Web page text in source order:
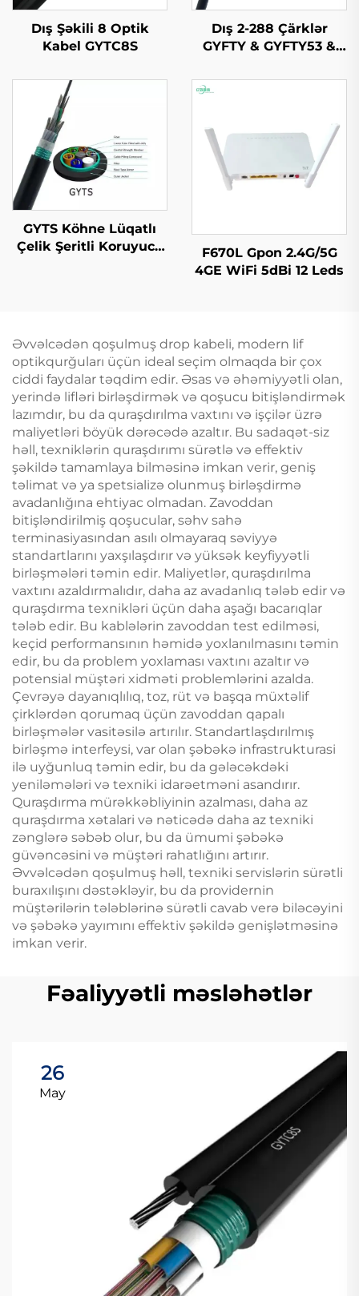
Dış Şəkili 8 Optik
Kabel GYTC8S
Dış 2-288 Çärklər
GYFTY & GYFTY53 &
Kabel
GYTS Köhne Lüqatlı
Çelik Şeritli Koruyucu
F670L Gpon 2.4G/5G
4GE WiFi 5dBi 12 Leds
Əvvəlcədən qoşulmuş drop kabeli, modern lif
optikqurğuları üçün ideal seçim olmaqda bir çox
ciddi faydalar təqdim edir. Əsas və əhəmiyyətli olan,
yerində lifləri birləşdirmək və qoşucu bitişləndirmək
lazımdır, bu da quraşdırılma vaxtını və işçilər üzrə
maliyetləri böyük dərəcədə azaltır. Bu sadaqət-siz
həll, texniklərin quraşdırımı sürətlə və effektiv
şəkildə tamamlaya bilməsinə imkan verir, geniş
təlimat və ya spetsializə olunmuş birləşdirmə
avadanlığına ehtiyac olmadan. Zavoddan
bitişləndirilmiş qoşucular, səhv sahə
terminasiyasından asılı olmayaraq səviyyə
standartlarını yaxşılaşdırır və yüksək keyfiyyətli
birləşmələri təmin edir. Maliyetlər, quraşdırılma
vaxtını azaldırmalıdır, daha az avadanlıq tələb edir və
quraşdırma texnikləri üçün daha aşağı bacarıqlar
tələb edir. Bu kablələrin zavoddan test edilməsi,
keçid performansının həmidə yoxlanılmasını təmin
edir, bu da problem yoxlaması vaxtını azaltır və
potensial müştəri xidməti problemlərini azalda.
Çevrəyə dayanıqlılıq, toz, rüt və başqa müxtəlif
çirklərdən qorumaq üçün zavoddan qapalı
birləşmələr vasitəsilə artırılır. Standartlaşdırılmış
birləşmə interfeysi, var olan şəbəkə infrastrukturasi
ilə uyğunluq təmin edir, bu da gələcəkdəki
yeniləmələri və texniki idarəetməni asandırır.
Quraşdırma mürəkkəbliyinin azalması, daha az
quraşdırma xətalari və nəticədə daha az texniki
zənglərə səbəb olur, bu da ümumi şəbəkə
güvəncəsini və müştəri rahatlığını artırır.
Əvvəlcədən qoşulmuş həll, texniki servislərin sürətli
buraxılışını dəstəkləyir, bu da providernin
müştərilərin tələblərinə sürətli cavab verə biləcəyini
və şəbəkə yayımını effektiv şəkildə genişlətməsinə
imkan verir.
Fəaliyyətli məsləhətlər
26
May